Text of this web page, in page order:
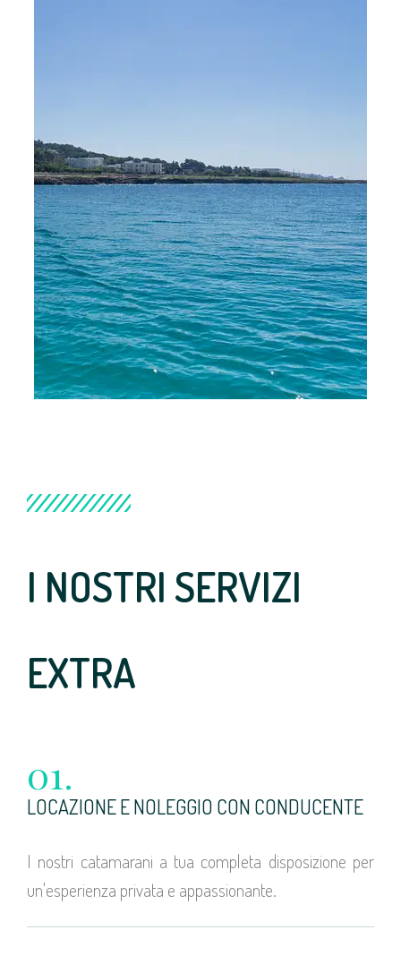
I NOSTRI SERVIZI
EXTRA
01.
LOCAZIONE E NOLEGGIO CON CONDUCENTE
I nostri catamarani a tua completa disposizione per
un'esperienza privata e appassionante.